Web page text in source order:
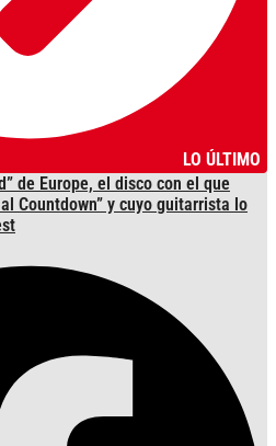
LO ÚLTIMO
de Europe, el disco con el que
Countdown” y cuyo guitarrista lo